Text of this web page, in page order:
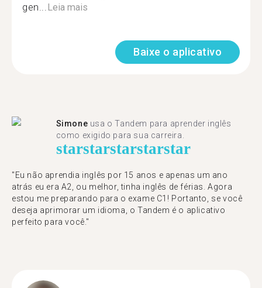
gen...Leia mais
Baixe o aplicativo
Simone usa o Tandem para aprender inglês
como exigido para sua carreira.
starstarstarstarstar
"Eu não aprendia inglês por 15 anos e apenas um ano
atrás eu era A2, ou melhor, tinha inglês de férias. Agora
estou me preparando para o exame C1! Portanto, se você
deseja aprimorar um idioma, o Tandem é o aplicativo
perfeito para você."